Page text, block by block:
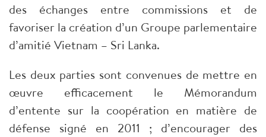
des échanges entre commissions et de
favoriser la création d’un Groupe parlementaire
d’amitié Vietnam – Sri Lanka.
Les deux parties sont convenues de mettre en
œuvre efficacement le Mémorandum
d’entente sur la coopération en matière de
défense signé en 2011 ; d’encourager des